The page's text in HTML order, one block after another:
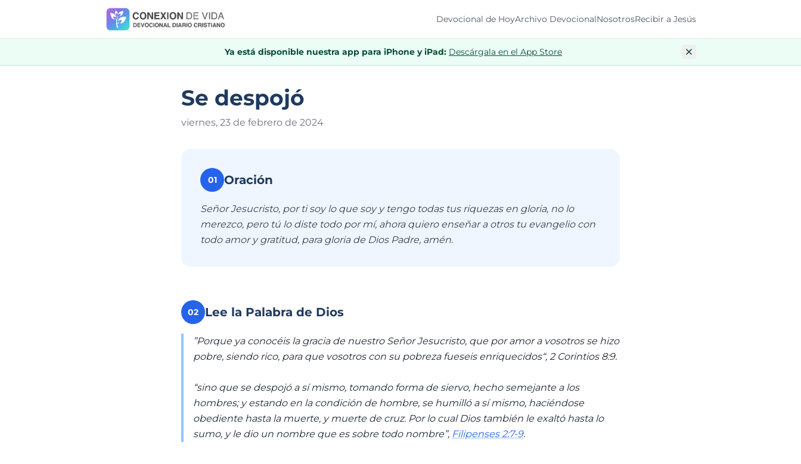
Devocional de HoyArchivo DevocionalNosotrosRecibir a Jesús
Ya está disponible nuestra app para iPhone y iPad: Descárgala en el App Store
Se despojó
viernes, 23 de febrero de 2024
01 Oración
Señor Jesucristo, por ti soy lo que soy y tengo todas tus riquezas en gloria, no lo
merezco, pero tú lo diste todo por mí, ahora quiero enseñar a otros tu evangelio con
todo amor y gratitud, para gloria de Dios Padre, amén.
02 Lee la Palabra de Dios
”Porque ya conocéis la gracia de nuestro Señor Jesucristo, que por amor a vosotros se hizo
pobre, siendo rico, para que vosotros con su pobreza fueseis enriquecidos“, ‭‭2 Corintios‬ ‭8‬:‭9.
“sino que se despojó a sí mismo, tomando forma de siervo, hecho semejante a los
hombres; y estando en la condición de hombre, se humilló a sí mismo, haciéndose
obediente hasta la muerte, y muerte de cruz. Por lo cual Dios también le exaltó hasta lo
sumo, y le dio un nombre que es sobre todo nombre”, Filipenses 2:7-9.